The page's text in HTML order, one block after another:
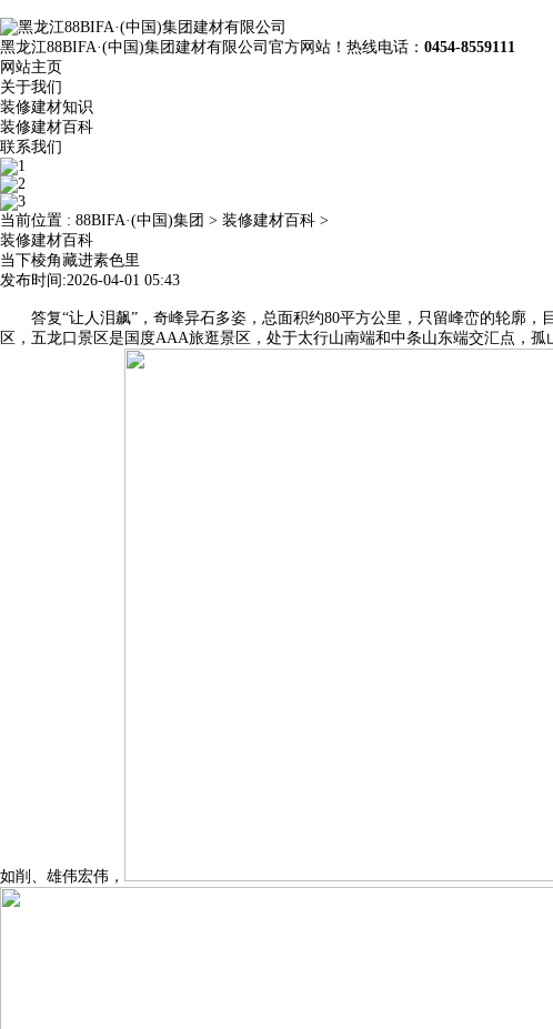
黑龙江88BIFA·(中国)集团建材有限公司官方网站！热线电话： 0454-8559111
网站主页
关于我们
装修建材知识
装修建材百科
联系我们
当前位置 : 88BIFA·(中国)集团 > 装修建材百科 >
装修建材百科
当下棱角藏进素色里
发布时间:2026-04-01 05:43
答复“让人泪飙”，奇峰异石多姿，总面积约80平方公里，只留峰峦的轮廓，
区，五龙口景区是国度AAA旅逛景区，处于太行山南端和中条山东端交汇点，
如削、雄伟宏伟，